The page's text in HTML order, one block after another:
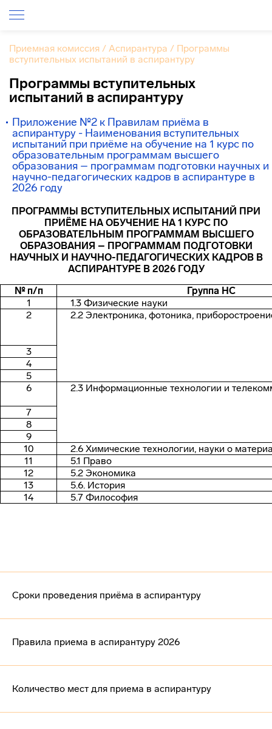
Сроки проведения приёма в аспирантуру
Правила приема в аспирантуру 2026
Количество мест для приема в аспирантуру
Приемная комиссия / Аспирантура / Программы
вступительных испытаний в аспирантуру
Программы вступительных
испытаний в аспирантуру
Приложение №2 к Правилам приёма в
аспирантуру - Наименования вступительных
испытаний при приёме на обучение на 1 курс по
образовательным программам высшего
образования – программам подготовки научных и
научно-педагогических кадров в аспирантуре в
2026 году
ПРОГРАММЫ ВСТУПИТЕЛЬНЫХ ИСПЫТАНИЙ ПРИ
ПРИЁМЕ НА ОБУЧЕНИЕ НА 1 КУРС ПО
ОБРАЗОВАТЕЛЬНЫМ ПРОГРАММАМ ВЫСШЕГО
ОБРАЗОВАНИЯ – ПРОГРАММАМ ПОДГОТОВКИ
НАУЧНЫХ И НАУЧНО-ПЕДАГОГИЧЕСКИХ КАДРОВ В
АСПИРАНТУРЕ В 2026 ГОДУ
№ п/п
Группа НС
1
1.3 Физические науки
2
2.2 Электроника, фотоника,
3
4
5
6
2.3 Информационные технологии и
7
8
9
10
2.6 Химические технологии, науки о
11
5.1 Право
12
5.2 Экономика
13
5.6. История
14
5.7 Философия